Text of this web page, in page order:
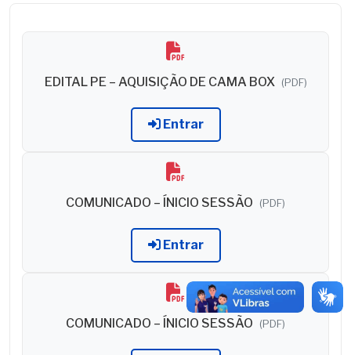
EDITAL PE – AQUISIÇÃO DE CAMA BOX (PDF)
Entrar
COMUNICADO – ÍNICIO SESSÃO (PDF)
Entrar
COMUNICADO – ÍNICIO SESSÃO (PDF)